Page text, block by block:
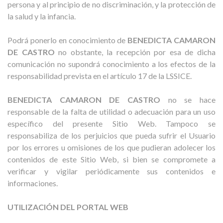
persona y al principio de no discriminación, y la protección de
la salud y la infancia.
Podrá ponerlo en conocimiento de BENEDICTA CAMARON
DE CASTRO no obstante, la recepción por esa de dicha
comunicación no supondrá conocimiento a los efectos de la
responsabilidad prevista en el artículo 17 de la LSSICE.
BENEDICTA CAMARON DE CASTRO no se hace
responsable de la falta de utilidad o adecuación para un uso
específico del presente Sitio Web. Tampoco se
responsabiliza de los perjuicios que pueda sufrir el Usuario
por los errores u omisiones de los que pudieran adolecer los
contenidos de este Sitio Web, si bien se compromete a
verificar y vigilar periódicamente sus contenidos e
informaciones.
UTILIZACIÓN DEL PORTAL WEB